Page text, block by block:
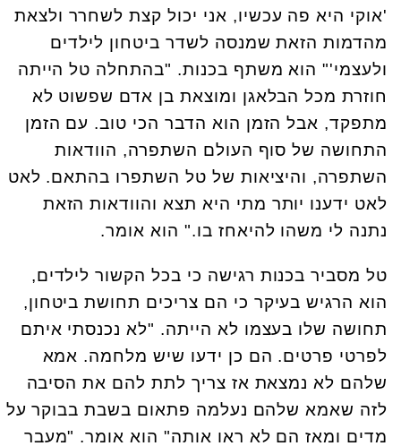
'אוקי היא פה עכשיו, אני יכול קצת לשחרר ולצאת
מהדמות הזאת שמנסה לשדר ביטחון לילדים
ולעצמי'" הוא משתף בכנות. "בהתחלה טל הייתה
חוזרת מכל הבלאגן ומוצאת בן אדם שפשוט לא
מתפקד, אבל הזמן הוא הדבר הכי טוב. עם הזמן
התחושה של סוף העולם השתפרה, הוודאות
השתפרה, והיציאות של טל השתפרו בהתאם. לאט
לאט ידענו יותר מתי היא תצא והוודאות הזאת
נתנה לי משהו להיאחז בו." הוא אומר.
טל מסביר בכנות רגישה כי בכל הקשור לילדים,
הוא הרגיש בעיקר כי הם צריכים תחושת ביטחון,
תחושה שלו בעצמו לא הייתה. "לא נכנסתי איתם
לפרטי פרטים. הם כן ידעו שיש מלחמה. אמא
שלהם לא נמצאת אז צריך לתת להם את הסיבה
לזה שאמא שלהם נעלמה פתאום בשבת בבוקר על
מדים ומאז הם לא ראו אותה" הוא אומר. "מעבר